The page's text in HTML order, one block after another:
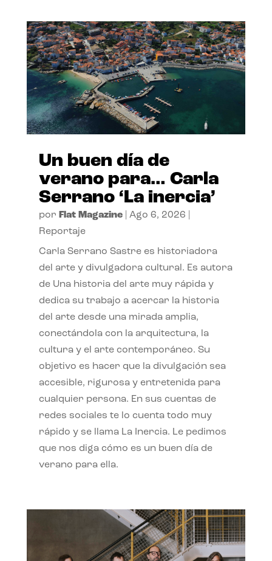
Un buen día de
verano para… Carla
Serrano ‘La inercia’
por Flat Magazine| Ago 6, 2026
Reportaje
Carla Serrano Sastre es historiadora
del arte y divulgadora cultural. Es autora
de Una historia del arte muy rápida y
dedica su trabajo a acercar la historia
del arte desde una mirada amplia,
conectándola con la arquitectura, la
cultura y el arte contemporáneo. Su
objetivo es hacer que la divulgación sea
accesible, rigurosa y entretenida para
cualquier persona. En sus cuentas de
redes sociales te lo cuenta todo muy
rápido y se llama La Inercia. Le pedimos
que nos diga cómo es un buen día de
verano para ella.